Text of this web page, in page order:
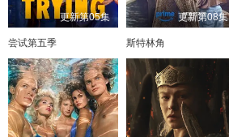
更新第05集
尝试第五季
更新第08集
斯特林角